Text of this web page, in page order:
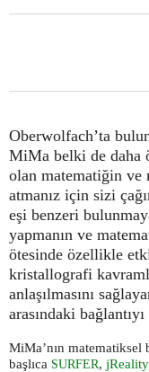
Oberwolfach’ta
MiMa belki de daha
olan matematiğin ve
atmanız için sizi
eşi benzeri
yapmanın ve
ötesinde özellikle
kristallografi
anlaşılmasını
arasındaki
MiMa’nın
başlıca SURFER, jReality